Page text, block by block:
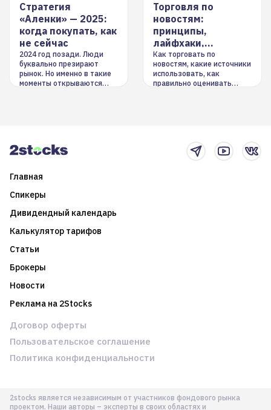
Стратегия
«Аленки» — 2025:
когда покупать, как
не сейчас
2024 год позади. Люди
буквально презирают
рынок. Но именно в такие
моменты открываются
Торговля по
новостям:
принципы,
лайфхаки,
инструменты
Как торговать по
новостям, какие источники
использовать, как
правильно оценивать
Главная
Спикеры
Дивидендный календарь
Калькулятор тарифов
Статьи
Брокеры
Новости
Реклама на 2Stocks
2stocks является независимым от участников фондового рынка
проектом. Наши авторы – эксперты в своих областях и
Договор оферты
Пользовательское соглашение
Политика конфиденциальности